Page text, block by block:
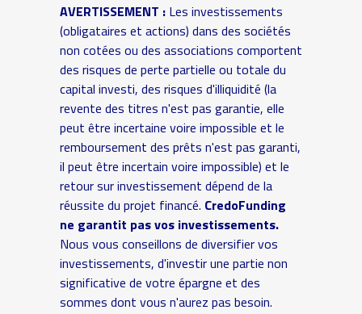
AVERTISSEMENT :Les investissements
(obligataires et actions) dans des sociétés
non cotées ou des associations comportent
des risques de perte partielle ou totale du
capital investi, des risques d'illiquidité (la
revente des titres n'est pas garantie, elle
peut être incertaine voire impossible et le
remboursement des prêts n'est pas garanti,
il peut être incertain voire impossible) et le
retour sur investissement dépend de la
réussite du projet financé. CredoFunding
ne garantit pas vos investissements.
Nous vous conseillons de diversifier vos
investissements, d'investir une partie non
significative de votre épargne et des
sommes dont vous n'aurez pas besoin.